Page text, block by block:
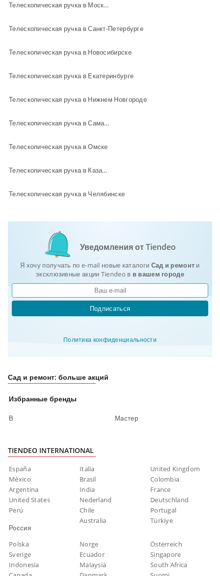
Телескопическая ручка в Москве
Телескопическая ручка в Санкт-Петербурге
Телескопическая ручка в Новосибирске
Телескопическая ручка в Екатеринбурге
Телескопическая ручка в Нижнем Новгороде
Телескопическая ручка в Самаре
Телескопическая ручка в Омске
Телескопическая ручка в Казани
Телескопическая ручка в Челябинске
Уведомления от Tiendeo
Я хочу получать по e-mail новые каталоги Сад и ремонт и
эксклюзивные акции Tiendeo в в вашем городе
Подписаться
Политика конфиденциальности
Сад и ремонт: больше акций
Избранные бренды
В Мастер
TIENDEO INTERNATIONAL
España Italia
United Kingdom
México
Brasil
Colombia
Argentina
India
France
United States
Nederland
Deutschland
Perú
Chile
Portugal
Россия
Australia Türkiye
Polska Norge
Österreich
Sverige
Ecuador
Singapore
Indonesia
Malaysia
South Africa